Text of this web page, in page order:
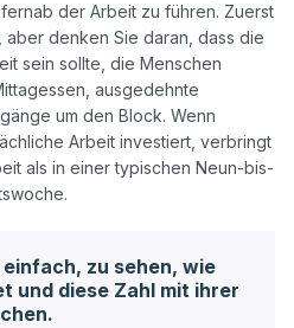
der Arbeit zu führen. Zuerst
aber denken Sie daran, dass die
sein sollte, die Menschen
ausgedehnte
um den Block. Wenn
Arbeit investiert, verbringt
als in einer typischen Neun-bis-
zu sehen, wie
und diese Zahl mit ihrer